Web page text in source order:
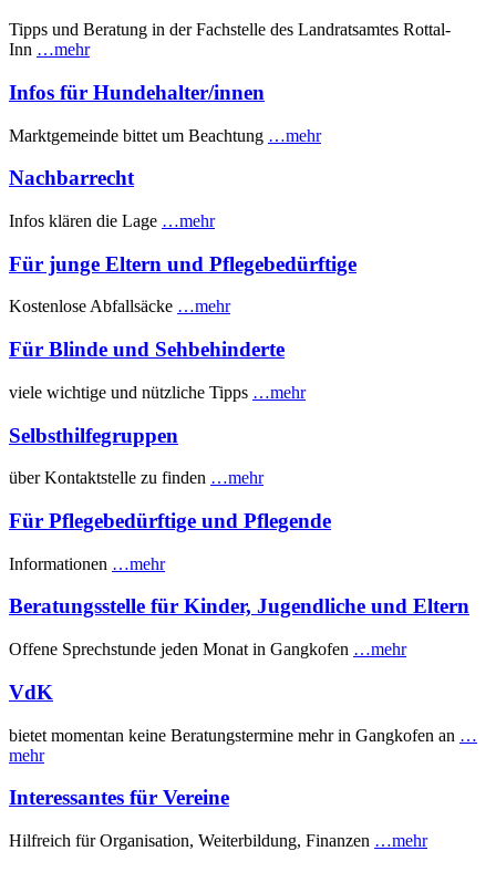
Tipps und Beratung in der Fachstelle des Landratsamtes Rottal-
Inn …mehr
Infos für Hundehalter/innen
Marktgemeinde bittet um Beachtung …mehr
Nachbarrecht
Infos klären die Lage …mehr
Für junge Eltern und Pflegebedürftige
Kostenlose Abfallsäcke …mehr
Für Blinde und Sehbehinderte
viele wichtige und nützliche Tipps …mehr
Selbsthilfegruppen
über Kontaktstelle zu finden …mehr
Für Pflegebedürftige und Pflegende
Informationen …mehr
Beratungsstelle für Kinder, Jugendliche und Eltern
Offene Sprechstunde jeden Monat in Gangkofen …mehr
VdK
bietet momentan keine Beratungstermine mehr in Gangkofen an …
mehr
Interessantes für Vereine
Hilfreich für Organisation, Weiterbildung, Finanzen …mehr